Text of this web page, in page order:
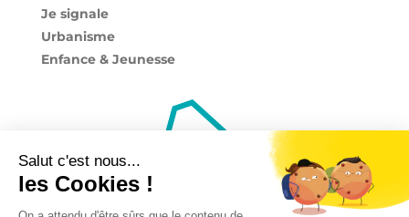
Je signale
Urbanisme
Enfance & Jeunesse